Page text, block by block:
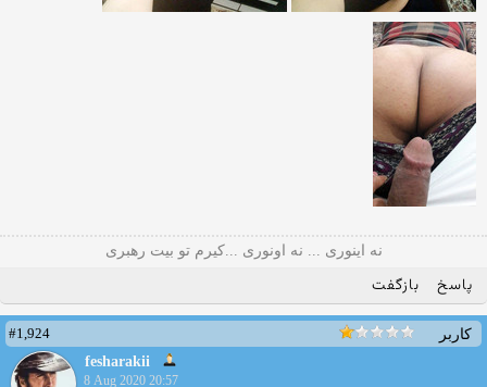
نه اینوری ... نه اونوری ...کیرم تو بیت رهبری
پاسخ بازگفت
کاربر
#1,924
fesharakii
8 Aug 2020 20:57